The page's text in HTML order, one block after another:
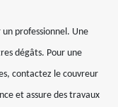
professionnel. Une
dégâts. Pour une
contactez le couvreur
et assure des travaux